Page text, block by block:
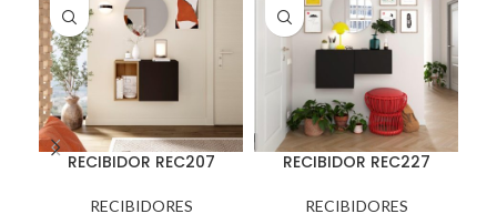
RECIBIDOR REC207
RECIBIDORES
RECIBIDOR REC227
RECIBIDORES